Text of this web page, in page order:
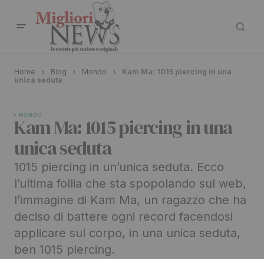
Home Blog Mondo
Kam Ma: 1015 piercing in una
unica seduta
MONDO
Kam Ma: 1015 piercing in una
unica seduta
1015 piercing in un’unica seduta. Ecco
l’ultima follia che sta spopolando sul web,
l’immagine di Kam Ma, un ragazzo che ha
deciso di battere ogni record facendosi
applicare sul corpo, in una unica seduta,
ben 1015 piercing.